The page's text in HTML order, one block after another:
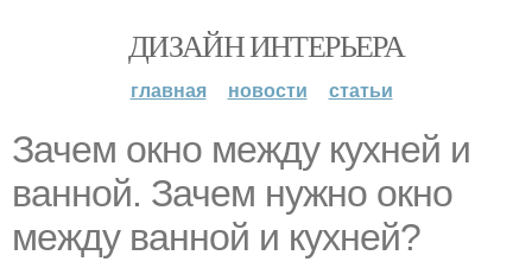
ДИЗАЙН ИНТЕРЬЕРА
главная новости статьи
Зачем окно между кухней и
ванной. Зачем нужно окно
между ванной и кухней?